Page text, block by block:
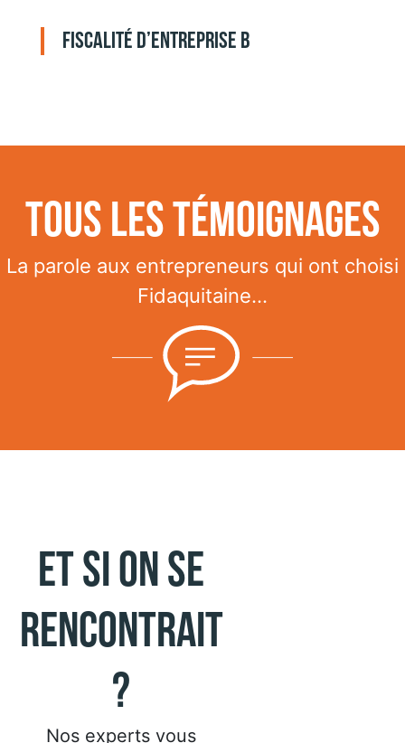
Fiscalité d’entreprise B
Tous les témoignages
La parole aux entrepreneurs qui ont choisi
Fidaquitaine...
Et si on se
rencontrait
?
Nos experts vous